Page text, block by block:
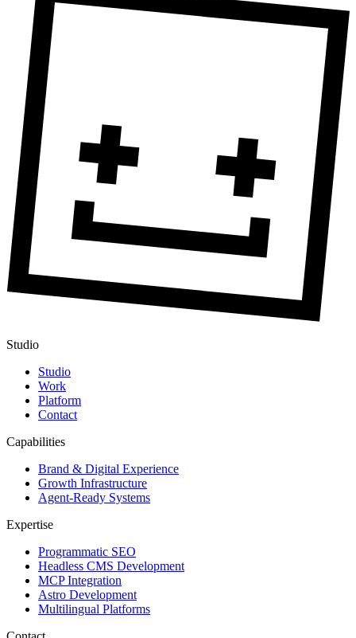
Studio
Studio
Work
Platform
Contact
Capabilities
Brand & Digital Experience
Growth Infrastructure
Agent-Ready Systems
Expertise
Programmatic SEO
Headless CMS Development
MCP Integration
Astro Development
Multilingual Platforms